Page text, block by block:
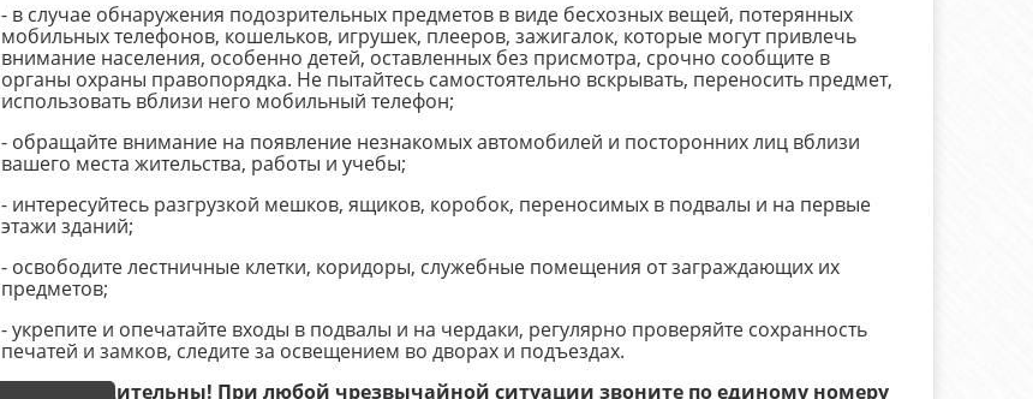
- в случае обнаружения подозрительных предметов в виде бесхозных вещей, потерянных
мобильных телефонов, кошельков, игрушек, плееров, зажигалок, которые могут привлечь
внимание населения, особенно детей, оставленных без присмотра, срочно сообщите в
органы охраны правопорядка. Не пытайтесь самостоятельно вскрывать, переносить предмет,
использовать вблизи него мобильный телефон;
- обращайте внимание на появление незнакомых автомобилей и посторонних лиц вблизи
вашего места жительства, работы и учебы;
- интересуйтесь разгрузкой мешков, ящиков, коробок, переносимых в подвалы и на первые
этажи зданий;
- освободите лестничные клетки, коридоры, служебные помещения от заграждающих их
предметов;
- укрепите и опечатайте входы в подвалы и на чердаки, регулярно проверяйте сохранность
печатей и замков, следите за освещением во дворах и подъездах.
Будьте бдительны! При любой чрезвычайной ситуации звоните по единому номеру